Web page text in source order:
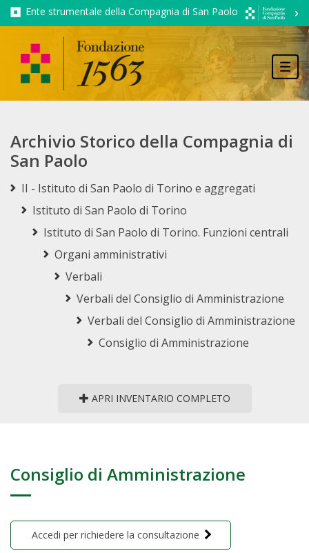
Ente strumentale della Compagnia di San Paolo
Archivio Storico della Compagnia di
San Paolo
II - Istituto di San Paolo di Torino e aggregati
Istituto di San Paolo di Torino
Istituto di San Paolo di Torino. Funzioni centrali
Organi amministrativi
Verbali
Verbali del Consiglio di Amministrazione
Verbali del Consiglio di Amministrazione
Consiglio di Amministrazione
APRI INVENTARIO COMPLETO
Consiglio di Amministrazione
Accedi per richiedere la consultazione